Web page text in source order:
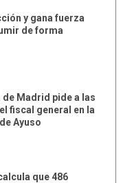
y gana fuerza
de forma
Madrid pide a las
fiscal general en la
Ayuso
que 486